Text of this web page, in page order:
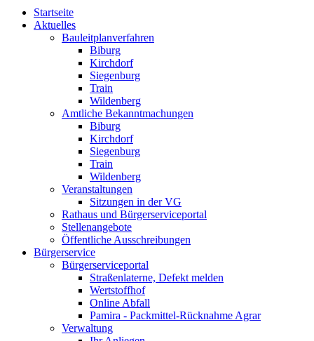
Startseite
Aktuelles
Bauleitplanverfahren
Biburg
Kirchdorf
Siegenburg
Train
Wildenberg
Amtliche Bekanntmachungen
Biburg
Kirchdorf
Siegenburg
Train
Wildenberg
Veranstaltungen
Sitzungen in der VG
Rathaus und Bürgerserviceportal
Stellenangebote
Öffentliche Ausschreibungen
Bürgerservice
Bürgerserviceportal
Straßenlaterne, Defekt melden
Wertstoffhof
Online Abfall
Pamira - Packmittel-Rücknahme Agrar
Verwaltung